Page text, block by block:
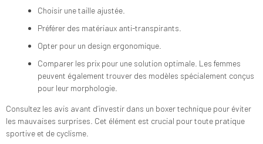
Choisir une taille ajustée.
Préférer des matériaux anti-transpirants.
Opter pour un design ergonomique.
Comparer les prix pour une solution optimale. Les femmes
peuvent également trouver des modèles spécialement conçus
pour leur morphologie.
Consultez les avis avant d’investir dans un boxer technique pour éviter
les mauvaises surprises. Cet élément est crucial pour toute pratique
sportive et de cyclisme.